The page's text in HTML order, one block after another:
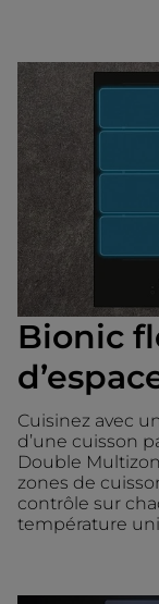
Bionic
Cuisinez avec
d’une cuisson
Double
zones de
contrôle sur
température